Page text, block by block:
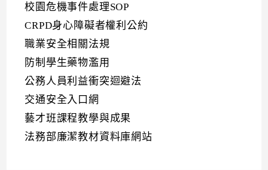
校園危機事件處理SOP
CRPD身心障礙者權利公約
職業安全相關法規
防制學生藥物濫用
公務人員利益衝突迴避法
交通安全入口網
藝才班課程教學與成果
法務部廉潔教材資料庫網站